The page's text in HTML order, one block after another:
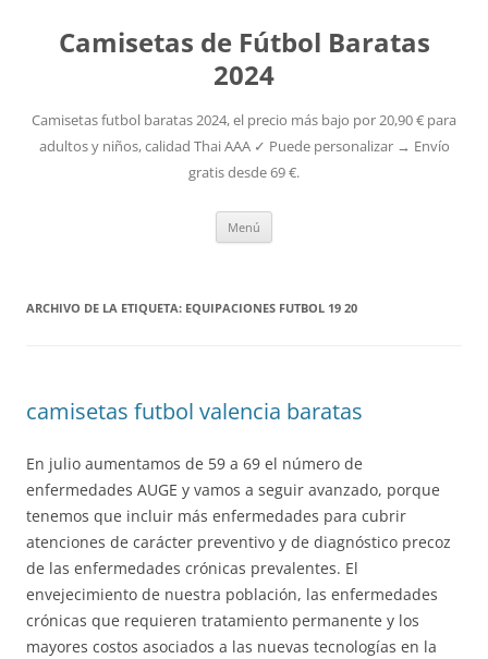
Camisetas de Fútbol Baratas
2024
Camisetas futbol baratas 2024, el precio más bajo por 20,90 € para
adultos y niños, calidad Thai AAA ✓ Puede personalizar → Envío
gratis desde 69 €.
Menú
ARCHIVO DE LA ETIQUETA: EQUIPACIONES FUTBOL 19 20
camisetas futbol valencia baratas
En julio aumentamos de 59 a 69 el número de
enfermedades AUGE y vamos a seguir avanzado, porque
tenemos que incluir más enfermedades para cubrir
atenciones de carácter preventivo y de diagnóstico precoz
de las enfermedades crónicas prevalentes. El
envejecimiento de nuestra población, las enfermedades
crónicas que requieren tratamiento permanente y los
mayores costos asociados a las nuevas tecnologías en la